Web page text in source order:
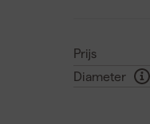
Bosch (2)
Prijs
Diameter